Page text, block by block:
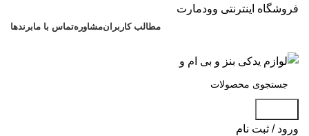
فروشگاه اینترنتی وودمارت
مطالب کاربرانمشاورهتماس با مابرندها
ورود / ثبت نام